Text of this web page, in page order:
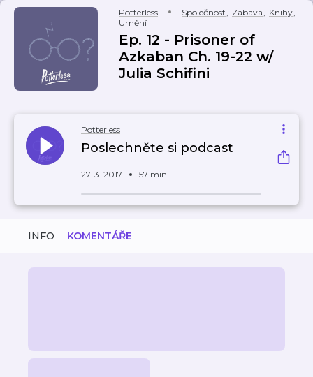
Potterless Společnost, Zábava, Knihy,
Umění
Ep. 12 - Prisoner of
Azkaban Ch. 19-22 w/
Julia Schifini
Potterless
Poslechněte si podcast
27. 3. 2017 57 min
INFO KOMENTÁŘE